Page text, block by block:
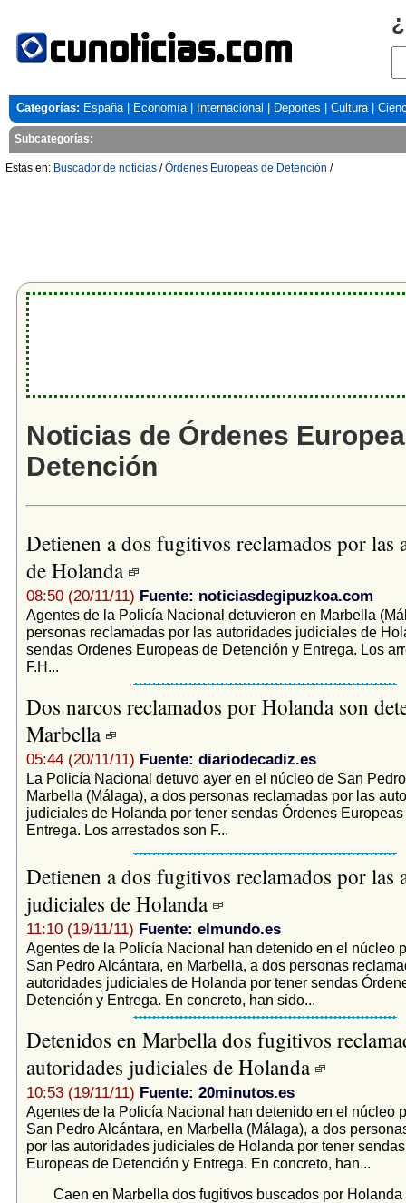
Categorías: España| Economía| Internacional Deportes Cultura|
Subcategorías:
Estás en: Buscador de noticias /Órdenes Europeas de Detención /
Noticias de Órdenes
Detención
Detienen a dos fugitivos reclamados por las
de Holanda
08:50 (20/11/11) Fuente: noticiasdegipuzkoa.com
Agentes de la Policía Nacional detuvieron en Marbella
personas reclamadas por las autoridades judiciales de
sendas Ordenes Europeas de Detención y Entrega. Los
F.H...
Dos narcos reclamados por Holanda son
Marbella
05:44 (20/11/11) Fuente: diariodecadiz.es
La Policía Nacional detuvo ayer en el núcleo de San
Marbella (Málaga), a dos personas reclamadas por las
judiciales de Holanda por tener sendas Órdenes
Entrega. Los arrestados son F...
Detienen a dos fugitivos reclamados por las
judiciales de Holanda
11:10 (19/11/11) Fuente: elmundo.es
Agentes de la Policía Nacional han detenido en el núcleo
San Pedro Alcántara, en Marbella, a dos personas
autoridades judiciales de Holanda por tener sendas
Detención y Entrega. En concreto, han sido...
Detenidos en Marbella dos fugitivos
autoridades judiciales de Holanda
10:53 (19/11/11) Fuente: 20minutos.es
Agentes de la Policía Nacional han detenido en el núcleo
San Pedro Alcántara, en Marbella (Málaga), a dos
por las autoridades judiciales de Holanda por tener
Europeas de Detención y Entrega. En concreto, han...
Caen en Marbella dos fugitivos buscados por Holanda